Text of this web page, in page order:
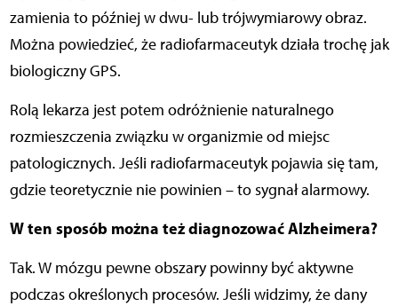
zamienia to później w dwu- lub trójwymiarowy obraz.
Można powiedzieć, że radiofarmaceutyk działa trochę jak
biologiczny GPS.
Rolą lekarza jest potem odróżnienie naturalnego
rozmieszczenia związku w organizmie od miejsc
patologicznych. Jeśli radiofarmaceutyk pojawia się tam,
gdzie teoretycznie nie powinien – to sygnał alarmowy.
W ten sposób można też diagnozować Alzheimera?
Tak. W mózgu pewne obszary powinny być aktywne
podczas określonych procesów. Jeśli widzimy, że dany